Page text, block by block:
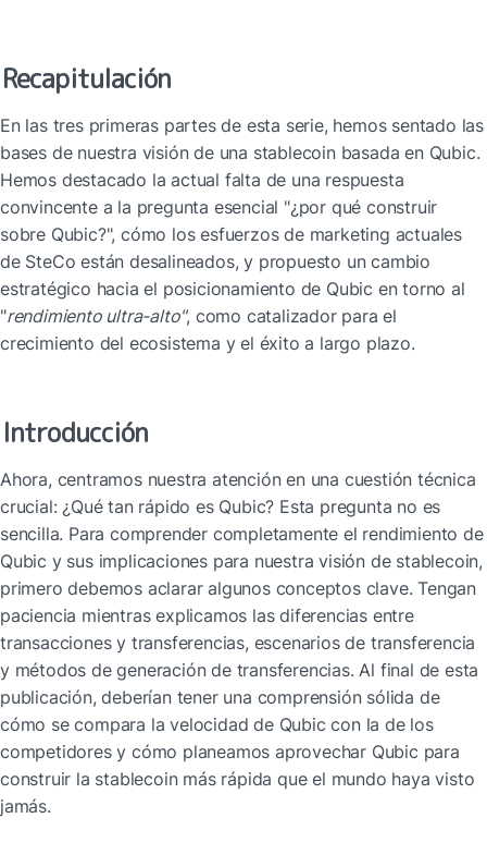
Recapitulación
En las tres primeras partes de esta serie, hemos sentado las
bases de nuestra visión de una stablecoin basada en Qubic.
Hemos destacado la actual falta de una respuesta
convincente a la pregunta esencial "¿por qué construir
sobre Qubic?", cómo los esfuerzos de marketing actuales
de SteCo están desalineados, y propuesto un cambio
estratégico hacia el posicionamiento de Qubic en torno al
"rendimiento ultra-alto", como catalizador para el
crecimiento del ecosistema y el éxito a largo plazo.
Introducción
Ahora, centramos nuestra atención en una cuestión técnica
crucial: ¿Qué tan rápido es Qubic? Esta pregunta no es
sencilla. Para comprender completamente el rendimiento de
Qubic y sus implicaciones para nuestra visión de stablecoin,
primero debemos aclarar algunos conceptos clave. Tengan
paciencia mientras explicamos las diferencias entre
transacciones y transferencias, escenarios de transferencia
y métodos de generación de transferencias. Al final de esta
publicación, deberían tener una comprensión sólida de
cómo se compara la velocidad de Qubic con la de los
competidores y cómo planeamos aprovechar Qubic para
construir la stablecoin más rápida que el mundo haya visto
jamás.